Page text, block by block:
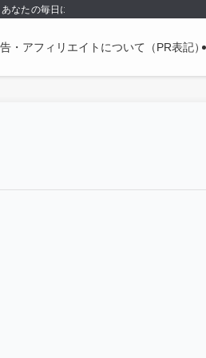
なたの毎日に使える形で持ち帰る場所です。
・アフィリエイトについて（PR表記）